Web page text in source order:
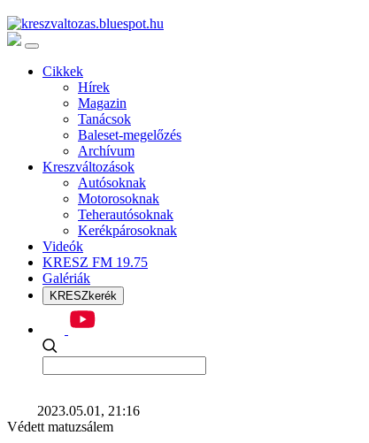
Cikkek
Hírek
Magazin
Tanácsok
Baleset-megelőzés
Archívum
Kreszváltozások
Autósoknak
Motorosoknak
Teherautósoknak
Kerékpárosoknak
Videók
KRESZ FM 19.75
Galériák
KRESZkerék
2023.05.01, 21:16
Védett matuzsálem